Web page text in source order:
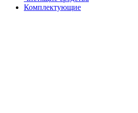
Комплектующие